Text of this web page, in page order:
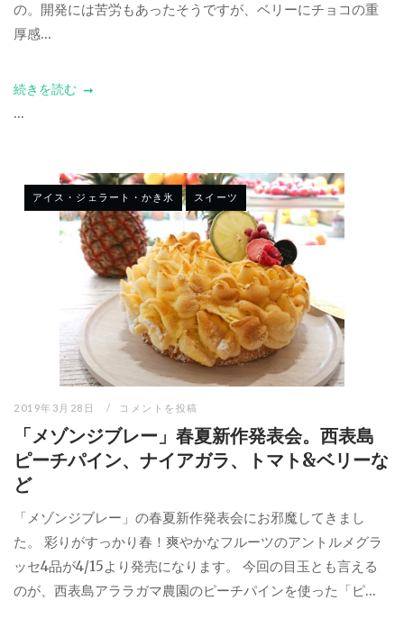
の。開発には苦労もあったそうですが、ベリーにチョコの重
厚感...
続きを読む
...
アイス・ジェラート・かき氷 スイーツ
2019年3月28日 コメントを投稿
「メゾンジブレー」春夏新作発表会。西表島
ピーチパイン、ナイアガラ、トマト&ベリーな
ど
「メゾンジブレー」の春夏新作発表会にお邪魔してきまし
た。 彩りがすっかり春！爽やかなフルーツのアントルメグラ
ッセ4品が4/15より発売になります。 今回の目玉とも言える
のが、西表島アララガマ農園のピーチパインを使った「ピ...